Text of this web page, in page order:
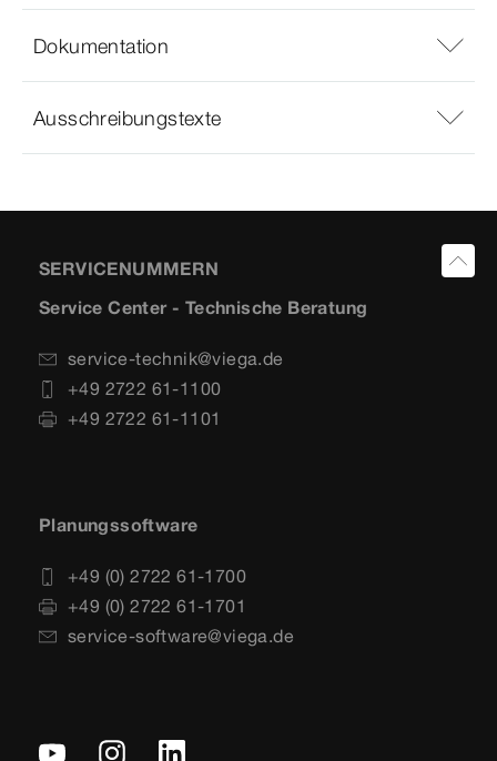
Dokumentation
Ausschreibungstexte
SERVICENUMMERN
Service Center - Technische Beratung
service-technik@viega.de
+49 2722 61-1100
+49 2722 61-1101
Planungssoftware
+49 (0) 2722 61-1700
+49 (0) 2722 61-1701
service-software@viega.de